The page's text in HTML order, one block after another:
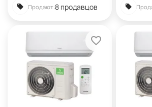
Продают:8 продавцов